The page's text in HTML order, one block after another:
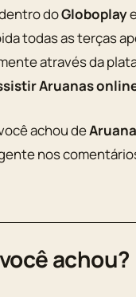
doGloboplay
todas as terças
através da
Aruanas
achou de
nos
achou?